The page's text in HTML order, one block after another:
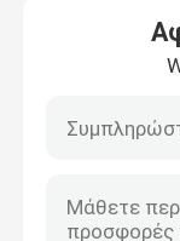
Φραγμοί
κρεβάτι
φύλλο